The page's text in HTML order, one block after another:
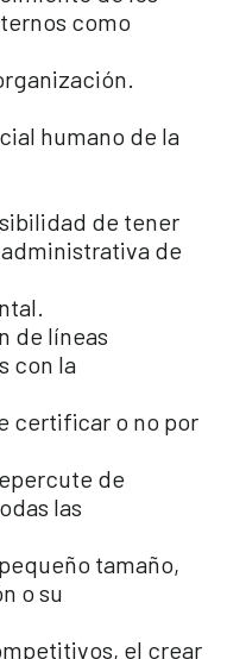
como
humano de la
de tener
de
de líneas
con la
certificar o no por
de
las
tamaño,
o su
el crear